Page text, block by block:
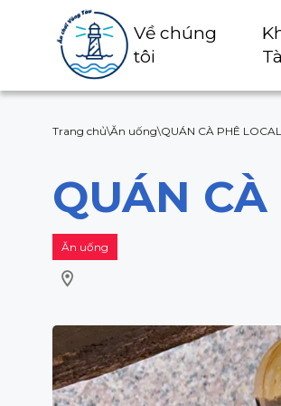
Về chúng
tôi
Trang chủ\Ăn uống\QUÁN CÀ PHÊ
QUÁN
Ăn uống